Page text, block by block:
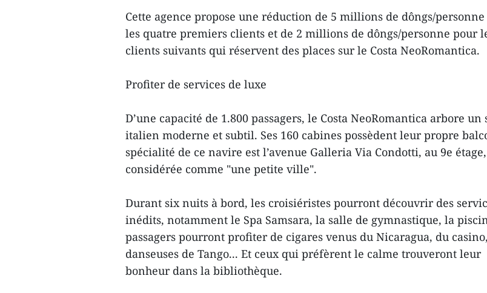
Cette agence propose une réduction de 5 millions de dôngs/
les quatre premiers clients et de 2 millions de dôngs/personne pour
clients suivants qui réservent des places sur le Costa NeoRomantica.
Profiter de services de luxe
D’une capacité de 1.800 passagers, le Costa NeoRomantica arbore un
italien moderne et subtil. Ses 160 cabines possèdent leur propre
spécialité de ce navire est l’avenue Galleria Via Condotti, au 9e étage,
considérée comme "une petite ville".
Durant six nuits à bord, les croisiéristes pourront découvrir des
inédits, notamment le Spa Samsara, la salle de gymnastique, la
passagers pourront profiter de cigares venus du Nicaragua, du
danseuses de Tango... Et ceux qui préfèrent le calme trouveront leur
bonheur dans la bibliothèque.